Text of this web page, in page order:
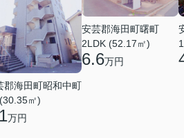
郡海田町昭和中町
㎡)
万円
安芸郡海田町曙町
2LDK (52.17㎡)
6.6万円